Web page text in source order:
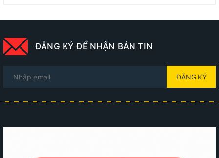
ĐĂNG KÝ ĐỂ NHẬN BẢN TIN
ĐĂNG KÝ